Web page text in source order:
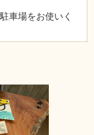
車場をお使いく